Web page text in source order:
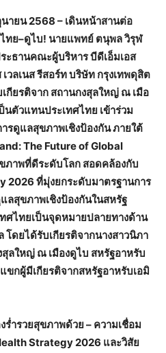
ายน2568 – เดินหน้าสานต่อ
ทย–ดูไบ! นายแพทย์ ตนุพลวิรุฬ
ะธานคณะผู้บริหารบีดีเอ็มเอส
เวลเนสรีสอร์ทบริษัท กรุงเทพดุสิต
กียรติจาก สถานกงสุลใหญ่ ณ เมือ
นตัวแทนประเทศไทย เข้าร่วม
รดูแลสุขภาพเชิงป้องกันภายใต้
The Future of Global
ภาพที่ดีระดับโลก สอดคล้องกับ
2026 ที่มุ่งยกระดับมาตรฐานการ
ลสุขภาพเชิงป้องกันในสหรัฐ
ศไทยเป็นจุดหมายปลายทางด้าน
โดยได้รับเกียรติจากนางสาวนิภา
สุลใหญ่ ณ เมืองดูไบ สหรัฐอาหรับ
ขกผู้มีเกียรติจากสหรัฐอาหรับเอมิ
ร่ำรวยสุขภาพด้วย– ความเชื่อม
Strategy 2026 และวิสัย